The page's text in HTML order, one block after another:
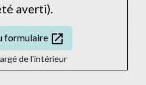
averti).
formulaire open_in_new
de l'intérieur